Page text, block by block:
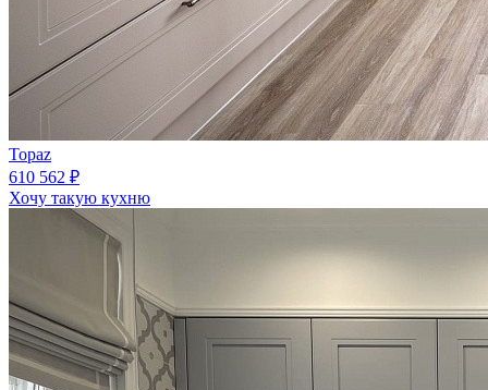
Topaz
610 562 ₽
Хочу такую кухню